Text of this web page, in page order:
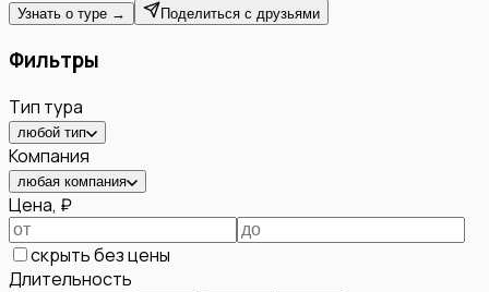
Узнать о туре → Поделиться с друзьями
Фильтры
Тип тура
любой тип
Компания
любая компания
Цена, ₽
скрыть без цены
Длительность